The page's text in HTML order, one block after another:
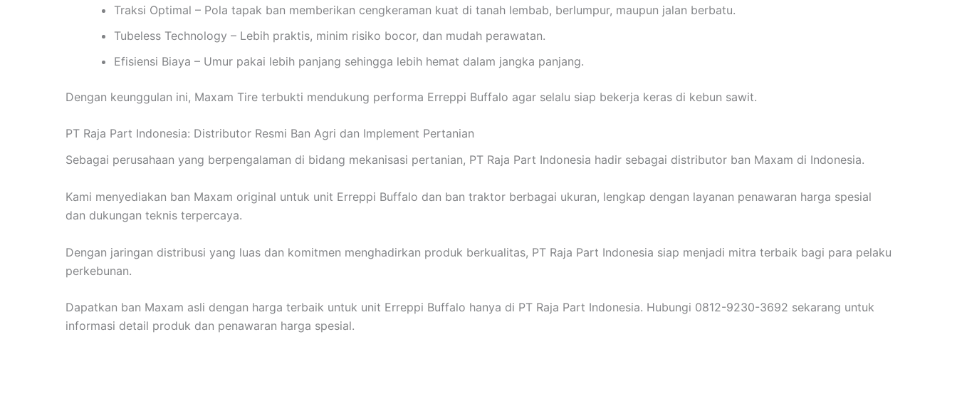
Traksi Optimal – Pola tapak ban memberikan cengkeraman kuat di tanah lembab, berlumpur, maupun jalan berbatu.
Tubeless Technology – Lebih praktis, minim risiko bocor, dan mudah perawatan.
Efisiensi Biaya – Umur pakai lebih panjang sehingga lebih hemat dalam jangka panjang.
Dengan keunggulan ini, Maxam Tire terbukti mendukung performa Erreppi Buffalo agar selalu siap bekerja keras di kebun sawit.
PT Raja Part Indonesia: Distributor Resmi Ban Agri dan Implement Pertanian
Sebagai perusahaan yang berpengalaman di bidang mekanisasi pertanian, PT Raja Part Indonesia hadir sebagai distributor ban Maxam di Indonesia.
Kami menyediakan ban Maxam original untuk unit Erreppi Buffalo dan ban traktor berbagai ukuran, lengkap dengan layanan penawaran harga spesial
dan dukungan teknis terpercaya.
Dengan jaringan distribusi yang luas dan komitmen menghadirkan produk berkualitas, PT Raja Part Indonesia siap menjadi mitra terbaik bagi para pelaku
perkebunan.
Dapatkan ban Maxam asli dengan harga terbaik untuk unit Erreppi Buffalo hanya di PT Raja Part Indonesia. Hubungi 0812-9230-3692 sekarang untuk
informasi detail produk dan penawaran harga spesial.